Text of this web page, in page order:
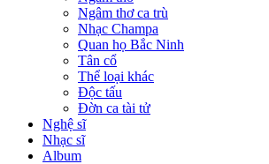
Ngâm thơ ca trù
Nhạc Champa
Quan họ Bắc Ninh
Tân cổ
Thể loại khác
Độc tấu
Đờn ca tài tử
Nghệ sĩ
Nhạc sĩ
Album